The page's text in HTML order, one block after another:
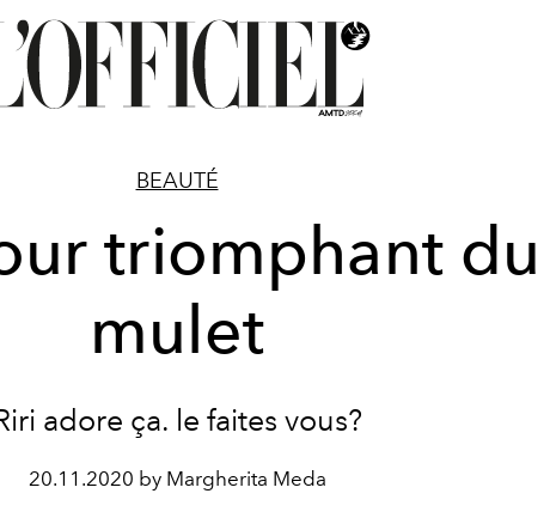
BEAUTÉ
triomphant du
mulet
adore ça. le faites vous?
20.11.2020 by Margherita Meda